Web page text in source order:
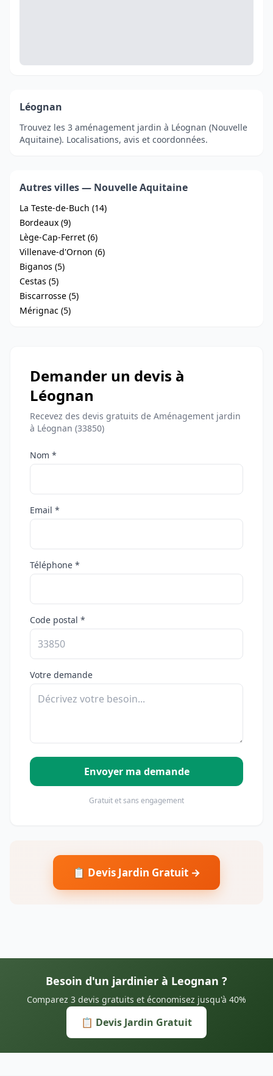
Léognan
Trouvez les 3 aménagement jardin à Léognan (Nouvelle
Aquitaine). Localisations, avis et coordonnées.
Autres villes — Nouvelle Aquitaine
La Teste-de-Buch (14)
Bordeaux (9)
Lège-Cap-Ferret (6)
Villenave-d'Ornon (6)
Biganos (5)
Cestas (5)
Biscarrosse (5)
Mérignac (5)
Demander un devis à
Léognan
Recevez des devis gratuits de Aménagement jardin
à Léognan (33850)
Nom *
Email *
Téléphone *
Code postal *
Votre demande
Envoyer ma demande
Gratuit et sans engagement
📋 Devis Jardin Gratuit →
Besoin d'un jardinier à Leognan ?
Comparez 3 devis gratuits et économisez jusqu'à 40%
📋 Devis Jardin Gratuit